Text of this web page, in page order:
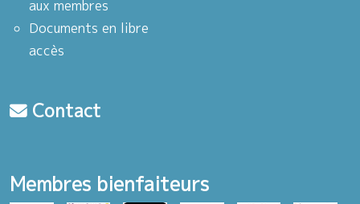
aux membres
Documents en libre
accès
Contact
Membres bienfaiteurs